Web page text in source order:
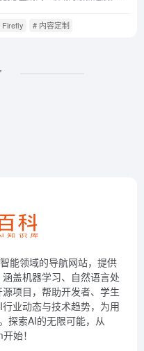
Firefly # 内容定制
能领域的导航网站，提供
盖机器学习、自然语言处
项目，帮助开发者、学生
业动态与技术趋势，为用
探索AI的无限可能，从
始！